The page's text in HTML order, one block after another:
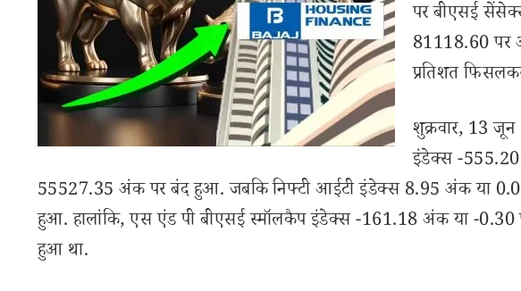
पर बीएसई
81118.60 पर
प्रतिशत
शुक्रवार, 13
इंडेक्स -555.20
55527.35 अंक पर बंद हुआ. जबकि निफ्टी आईटी इंडेक्स 8.95 अंक या
हुआ. हालांकि, एस एंड पी बीएसई स्मॉलकैप इंडेक्स -161.18 अंक या -
हुआ था.